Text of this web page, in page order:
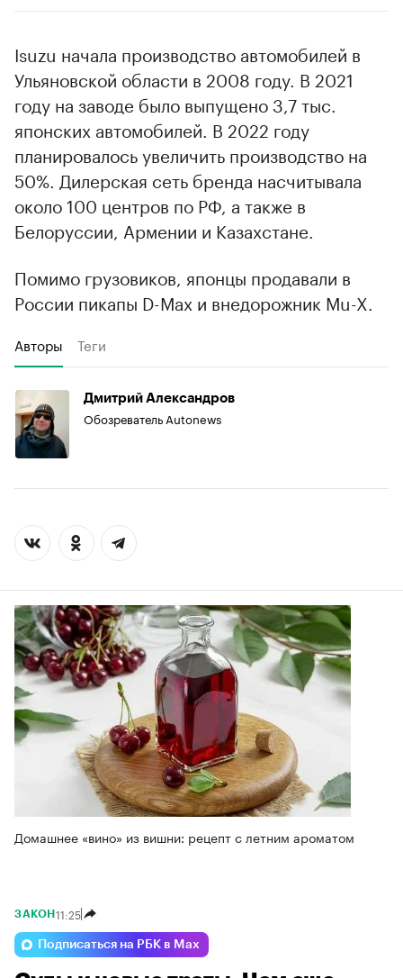
Isuzu начала производство автомобилей в
Ульяновской области в 2008 году. В 2021
году на заводе было выпущено 3,7 тыс.
японских автомобилей. В 2022 году
планировалось увеличить производство на
50%. Дилерская сеть бренда насчитывала
около 100 центров по РФ, а также в
Белоруссии, Армении и Казахстане.
Помимо грузовиков, японцы продавали в
России пикапы D-Max и внедорожник Mu-X.
Авторы Теги
Дмитрий Александров
Обозреватель Autonews
Домашнее «вино» из вишни: рецепт с летним ароматом
ЗАКОН 11:25
Подписаться на РБК в Max